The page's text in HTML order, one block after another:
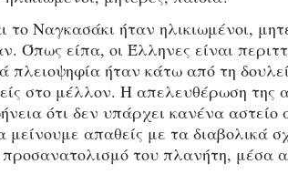
το Ναγκασάκι ήταν ηλικιωμένοι,
Όπως είπα, οι Έλληνες είναι
πλειοψηφία ήταν κάτω από τη
στο μέλλον. Η απελευθέρωση της
ότι δεν υπάρχει κανένα
μείνουμε απαθείς με τα διαβολικά
του πλανήτη, μέσα